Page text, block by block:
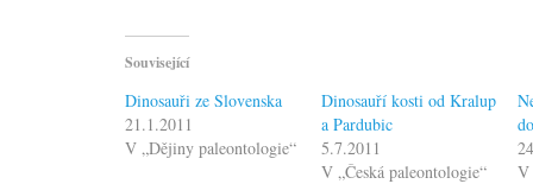
Související
Dinosauři ze Slovenska
21.1.2011
V „Dějiny paleontologie“
Dinosauří kosti od Kralup
a Pardubic
5.7.2011
V „Česká paleontologie“
V